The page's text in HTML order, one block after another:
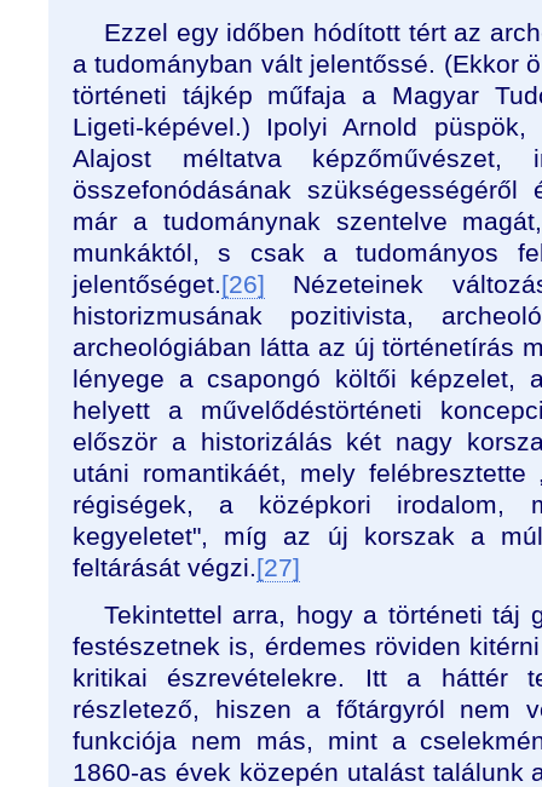
Ezzel egy időben hódított tért az
a tudományban vált jelentőssé. (Ekkor
történeti tájkép műfaja a Magyar
Ligeti-képével.) Ipolyi Arnold
Alajost méltatva képzőművészet,
összefonódásának
már a tudománynak szentelve
munkáktól, s csak a tudományos
jelentőséget. [26] Nézeteinek
historizmusának pozitivista,
archeológiában látta az új történetírás
lényege a csapongó költői képzelet,
helyett a művelődéstörténeti
először a historizálás két nagy
utáni romantikáét, mely
régiségek, a középkori irodalom,
kegyeletet", míg az új korszak a
feltárását végzi. [27]
Tekintettel arra, hogy a történeti táj
festészetnek is, érdemes röviden
kritikai észrevételekre. Itt a háttér
részletező, hiszen a főtárgyról nem
funkciója nem más, mint a
1860-as évek közepén utalást találunk